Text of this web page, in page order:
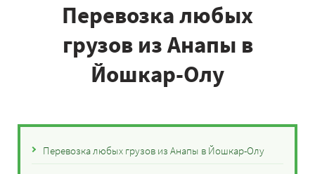
Перевозка любых
грузов из Анапы в
Йошкар-Олу
Перевозка любых грузов из Анапы в Йошкар-Олу